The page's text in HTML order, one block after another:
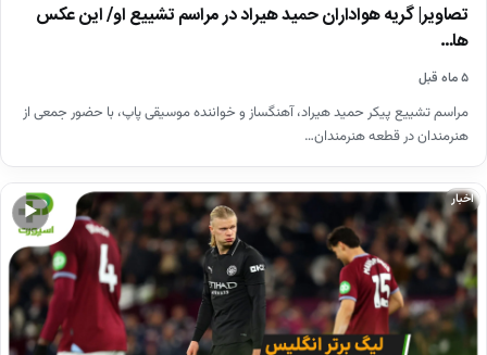
تصاویر| گریه هواداران حمید هیراد در مراسم تشییع او/ این عکس
ها…
۵ ماه قبل
مراسم تشییع پیکر حمید هیراد، آهنگساز و خواننده موسیقی پاپ، با حضور جمعی از
هنرمندان در قطعه هنرمندان…
▶
اخبار